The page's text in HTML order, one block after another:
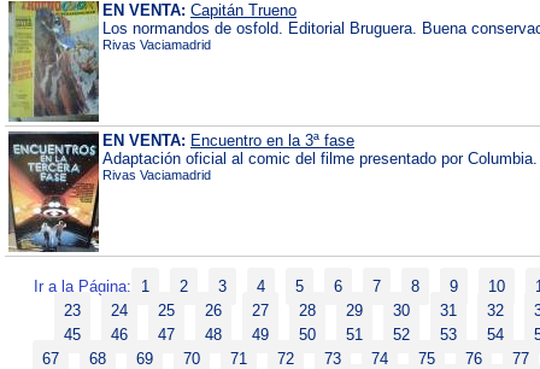
EN VENTA: Capitán Trueno
Los normandos de osfold. Editorial Bruguera. Buena
Rivas Vaciamadrid
EN VENTA: Encuentro en la 3ª fase
Adaptación oficial al comic del filme presentado por
Rivas Vaciamadrid
Ir a la Página: 1 2 3 4 5 6 7 8 9 10
23
24 25 26 27 28 29 30 31 32
45
46 47 48 49 50 51 52 53 54
67
68 69 70 71 72 73 74 75 76
77